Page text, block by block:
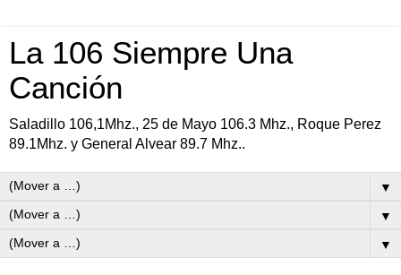
La 106 Siempre Una
Canción
Saladillo 106,1Mhz., 25 de Mayo 106.3 Mhz., Roque Perez
89.1Mhz. y General Alvear 89.7 Mhz..
▼
▼
▼